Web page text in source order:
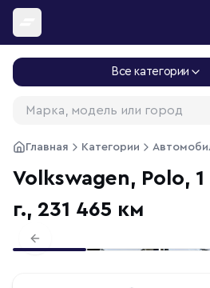
Перейти к содержимому
Все категории
Главная Категории
Volkswagen, Polo, 1
г., 231 465 км
Previous slide